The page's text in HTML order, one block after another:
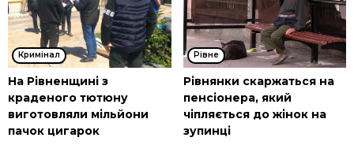
Кримінал
На Рівненщині з
краденого тютюну
виготовляли мільйони
пачок цигарок
Рівне
Рівнянки скаржаться на
пенсіонера, який
чіпляється до жінок на
зупинці